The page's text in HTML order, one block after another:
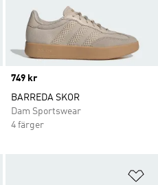
Price
749 kr
BARREDA SKOR
Dam Sportswear
4 färger